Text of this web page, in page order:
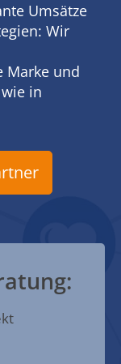
Umsätze
Wir
Marke und
in